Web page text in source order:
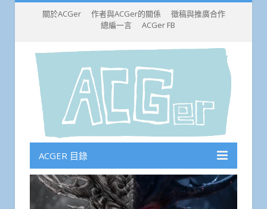
關於ACGer 作者與ACGer的關係
徵稿與推廣合作
總編一言
ACGer FB
ACGER 目錄